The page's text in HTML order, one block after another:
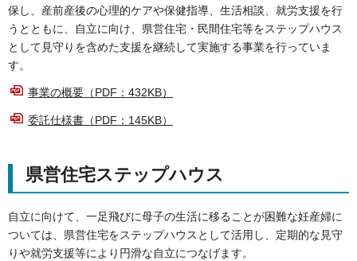
保し、産前産後の心理的ケアや保健指導、生活相談、就労支援を行
うとともに、自立に向け、県営住宅・民間住宅等をステップハウス
として見守りを含めた支援を継続して実施する事業を行っていま
す。
事業の概要（PDF：432KB）
委託仕様書（PDF：145KB）
県営住宅ステップハウス
自立に向けて、一足飛びに母子の生活に移ることが困難な妊産婦に
ついては、県営住宅をステップハウスとして活用し、定期的な見守
りや就労支援等により円滑な自立につなげます。